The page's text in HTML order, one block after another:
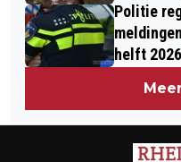
Politie
helft 2026